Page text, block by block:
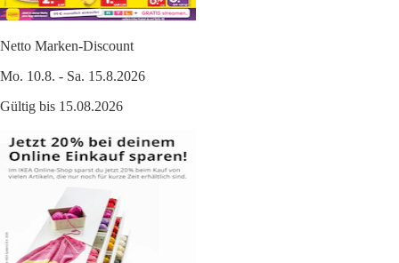
Netto Marken-Discount
Mo. 10.8. - Sa. 15.8.2026
Gültig bis 15.08.2026